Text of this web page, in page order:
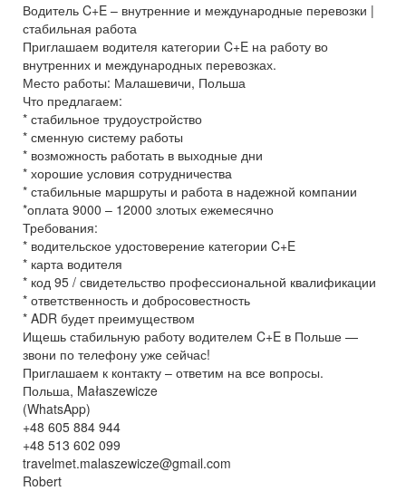
Водитель C+E – внутренние и международные перевозки |
стабильная работа
Приглашаем водителя категории C+E на работу во
внутренних и международных перевозках.
Место работы: Малашевичи, Польша
Что предлагаем:
* стабильное трудоустройство
* сменную систему работы
* возможность работать в выходные дни
* хорошие условия сотрудничества
* стабильные маршруты и работа в надежной компании
*оплата 9000 – 12000 злотых ежемесячно
Требования:
* водительское удостоверение категории C+E
* карта водителя
* код 95 / свидетельство профессиональной квалификации
* ответственность и добросовестность
* ADR будет преимуществом
Ищешь стабильную работу водителем C+E в Польше —
звони по телефону уже сейчас!
Приглашаем к контакту – ответим на все вопросы.
Польша, Małaszewicze
(WhatsApp)
+48 605 884 944
+48 513 602 099
travelmet.malaszewicze@gmail.com
Robert